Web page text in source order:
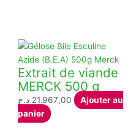
146.965,00 د.ج
Extrait de viande
MERCK 500 g
21.967,00 د.ج
Ajouter au
panier